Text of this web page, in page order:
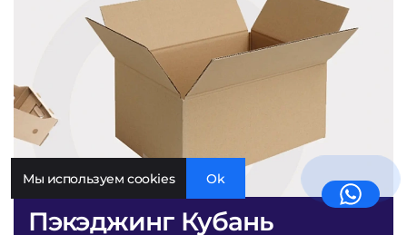
Пэкэджинг Кубань
Мы используем cookies Ok